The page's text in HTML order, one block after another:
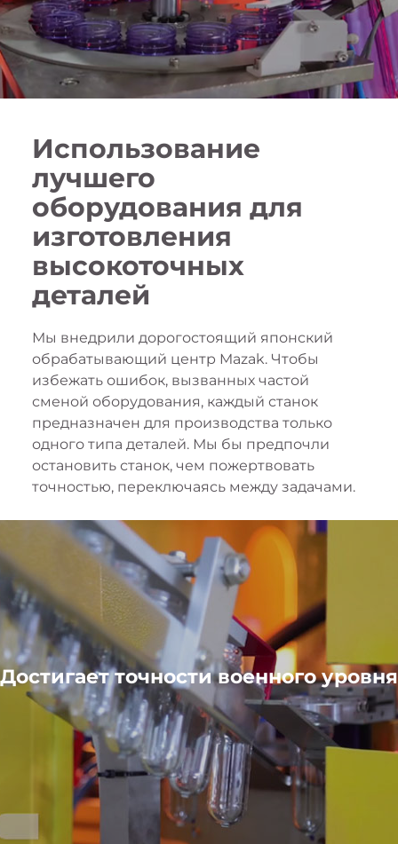
Использование
лучшего
оборудования для
изготовления
высокоточных
деталей
Мы внедрили дорогостоящий японский
обрабатывающий центр Mazak. Чтобы
избежать ошибок, вызванных частой
сменой оборудования, каждый станок
предназначен для производства только
одного типа деталей. Мы бы предпочли
остановить станок, чем пожертвовать
точностью, переключаясь между задачами.
Достигает точности военного уровня